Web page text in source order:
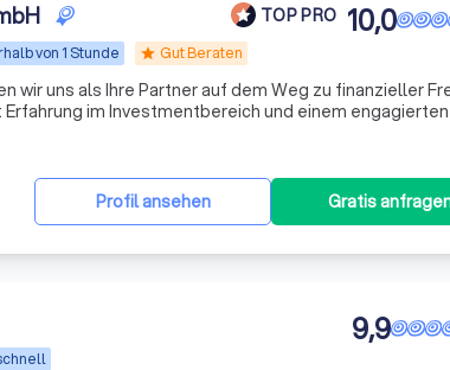
TOP PRO
von 1 Stunde star Gut Beraten
10,0
wir uns als Ihre Partner auf dem Weg zu finanzieller
im Investmentbereich und einem engagierten
Anlagestrategien, die perfekt auf Ihre individuellen
Profil ansehen Gratis
9,9